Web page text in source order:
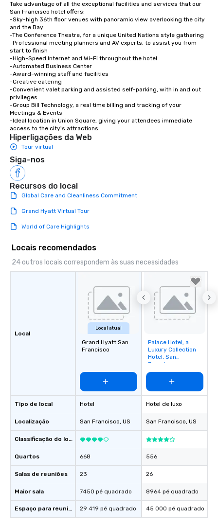
Take advantage of all the exceptional facilities and services that our
San Francisco hotel offers:
-Sky-high 36th floor venues with panoramic view overlooking the city
and the Bay
-The Conference Theatre, for a unique United Nations style gathering
-Professional meeting planners and AV experts, to assist you from
start to finish
-High-Speed Internet and Wi-Fi throughout the hotel
-Automated Business Center
-Award-winning staff and facilities
-Creative catering
-Convenient valet parking and assisted self-parking, with in and out
privileges
-Group Bill Technology, a real time billing and tracking of your
Meetings & Events
-Ideal location in Union Square, giving your attendees immediate
access to the city's attractions
Hiperligações da Web
Tour virtual
Siga-nos
Recursos do local
Global Care and Cleanliness Commitment
Grand Hyatt Virtual Tour
World of Care Highlights
Locais recomendados
24 outros locais correspondem às suas necessidades
Local
Tipo de local
Localização
Classificação do local
Quartos
Salas de reuniões
Maior sala
Espaço para reuniões
Local atual
Grand Hyatt San
Francisco
Hotel
San Francisco, US
668
23
7450 pé quadrado
29 419 pé quadrado
Removed from
favorites
Palace Hotel, a
Luxury Collection
Hotel, San
Francisco
Hotel de luxo
San Francisco, US
556
26
8964 pé quadrado
45 000 pé quadrado